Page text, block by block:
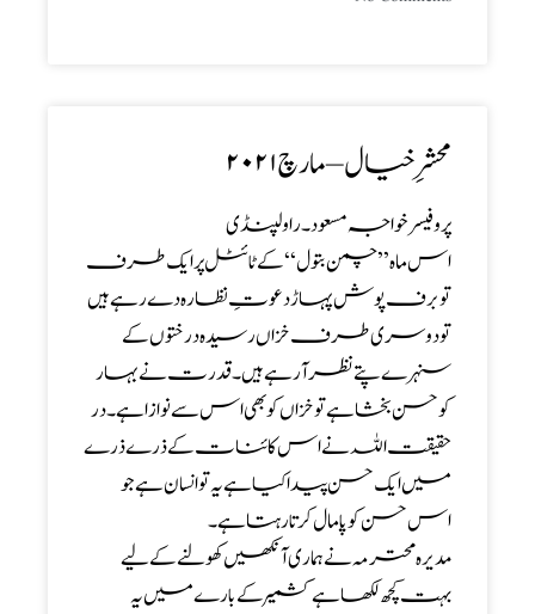
محشرِ خیال – مارچ ۲۰۲۱
پروفیسر خواجہ مسعود ۔ راولپنڈی
اس ماہ’’ چمن بتول‘‘ کے ٹائٹل پر ایک طرف
تو برف پوش پہاڑ دعوتِ نظارہ دے رہے ہیں
تو دوسری طرف خزاں رسیدہ درختوں کے
سنہرے پتے نظر آ رہے ہیں ۔ قدرت نے بہار
کو حسن بخشا ہے تو خزاں کو بھی اس سے نوازا ہے ۔ در
حقیقت اللہ نے اس کائنات کے ذرے ذرے
میں ایک حسن پیدا کیا ہے یہ تو انسان ہے جو
اس حسن کو پامال کرتا رہتا ہے۔
مدیرہ محترمہ نے ہماری آنکھیں کھولنے کے لیے
بہت کچھ لکھا ہے کشمیر کے بارے میں یہ